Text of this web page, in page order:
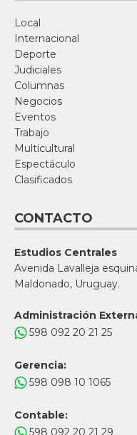
Local
Internacional
Deporte
Judiciales
Columnas
Negocios
Eventos
Trabajo
Multicultural
Espectáculo
Clasificados
CONTACTO
Estudios Centrales
Avenida Lavalleja
Maldonado, Uruguay.
Administración
598 092 20 21 25
Gerencia:
598 098 10 1065
Contable:
598 092 20 21 29